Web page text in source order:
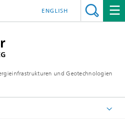
und Geotechnologien
ENGLISH